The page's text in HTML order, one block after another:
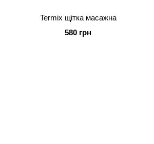
Termix щітка масажна
580 грн